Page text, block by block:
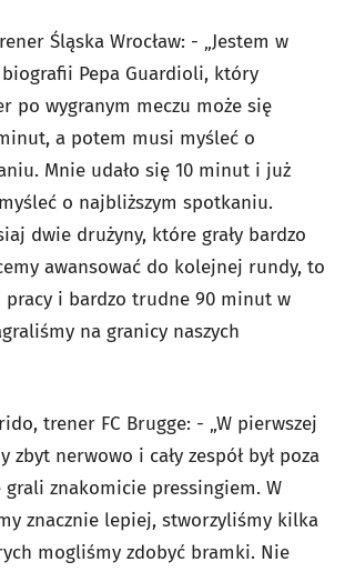
Śląska Wrocław: - „Jestem w
Pepa Guardioli, który
po wygranym meczu może się
a potem musi myśleć o
Mnie udało się 10 minut i już
o najbliższym spotkaniu.
dwie drużyny, które grały bardzo
awansować do kolejnej rundy, to
pracy i bardzo trudne 90 minut w
na granicy naszych
trener FC Brugge: - „W pierwszej
zbyt nerwowo i cały zespół był poza
grali znakomicie pressingiem. W
znacznie lepiej, stworzyliśmy kilka
mogliśmy zdobyć bramki. Nie